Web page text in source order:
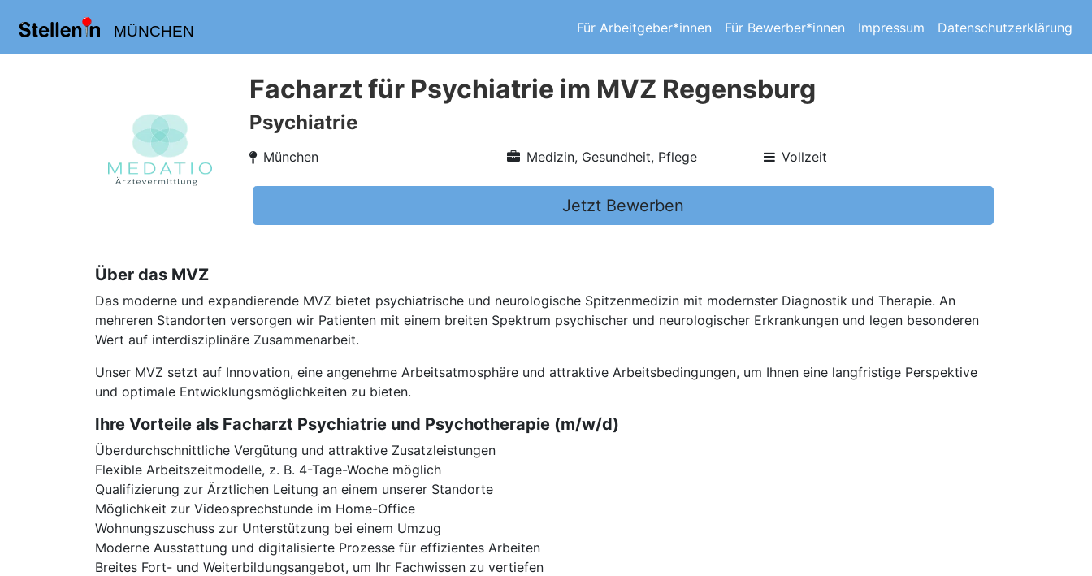
MÜNCHEN Für Arbeitgeber*innen Für Bewerber*innen Impressum Datenschutzerklärung
Facharzt für Psychiatrie im MVZ Regensburg
Psychiatrie
München Medizin, Gesundheit, Pflege Vollzeit
Jetzt Bewerben
Über das MVZ
Das moderne und expandierende MVZ bietet psychiatrische und neurologische Spitzenmedizin mit modernster Diagnostik und Therapie. An
mehreren Standorten versorgen wir Patienten mit einem breiten Spektrum psychischer und neurologischer Erkrankungen und legen besonderen
Wert auf interdisziplinäre Zusammenarbeit.
Unser MVZ setzt auf Innovation, eine angenehme Arbeitsatmosphäre und attraktive Arbeitsbedingungen, um Ihnen eine langfristige Perspektive
und optimale Entwicklungsmöglichkeiten zu bieten.
Ihre Vorteile als Facharzt Psychiatrie und Psychotherapie (m/w/d)
Überdurchschnittliche Vergütung und attraktive Zusatzleistungen
Flexible Arbeitszeitmodelle, z. B. 4-Tage-Woche möglich
Qualifizierung zur Ärztlichen Leitung an einem unserer Standorte
Möglichkeit zur Videosprechstunde im Home-Office
Wohnungszuschuss zur Unterstützung bei einem Umzug
Moderne Ausstattung und digitalisierte Prozesse für effizientes Arbeiten
Breites Fort- und Weiterbildungsangebot, um Ihr Fachwissen zu vertiefen